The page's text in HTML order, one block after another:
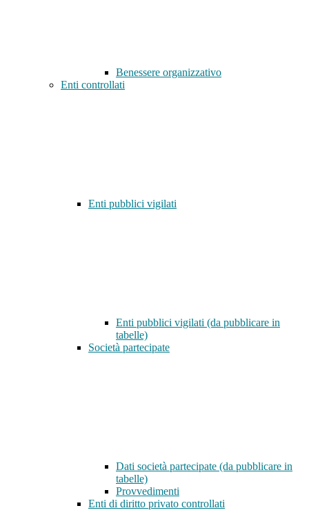
Benessere organizzativo
Enti controllati
Enti pubblici vigilati
Enti pubblici vigilati (da pubblicare in
tabelle)
Società partecipate
Dati società partecipate (da pubblicare in
tabelle)
Provvedimenti
Enti di diritto privato controllati